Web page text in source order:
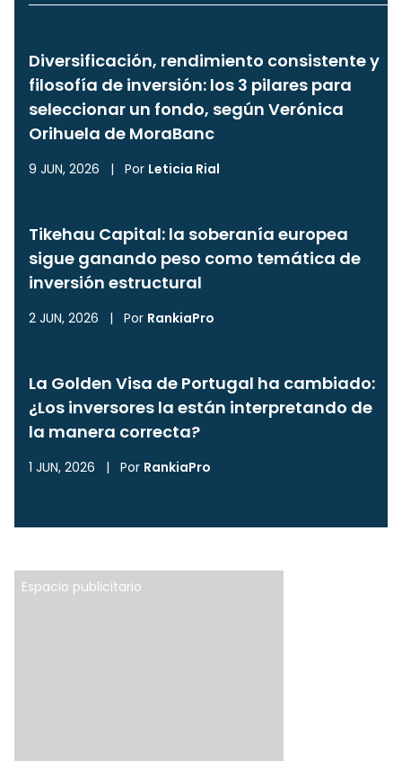
Diversificación, rendimiento consistente y
filosofía de inversión: los 3 pilares para
seleccionar un fondo, según Verónica
Orihuela de MoraBanc
9 JUN, 2026 | Por Leticia Rial
Tikehau Capital: la soberanía europea
sigue ganando peso como temática de
inversión estructural
2 JUN, 2026 | Por RankiaPro
La Golden Visa de Portugal ha cambiado:
¿Los inversores la están interpretando de
la manera correcta?
1 JUN, 2026 | Por RankiaPro
Espacio publicitario